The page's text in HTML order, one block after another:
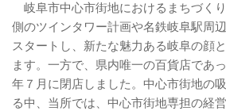
岐阜市中心市街地におけるまちづく
側のツインタワー計画や名鉄岐阜駅周
スタートし、新たな魅力ある岐阜の顔
ます。一方で、県内唯一の百貨店であ
年７月に閉店しました。中心市街地の
る中、当所では、中心市街地専担の経